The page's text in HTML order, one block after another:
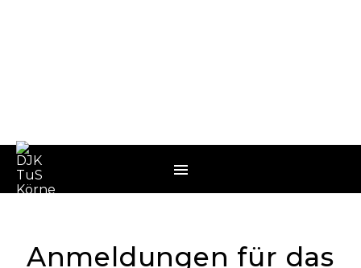
Anmeldungen für das